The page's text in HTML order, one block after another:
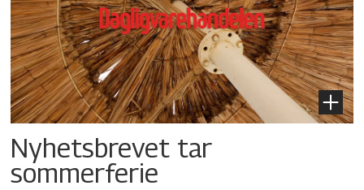
Nyhetsbrevet tar
sommerferie